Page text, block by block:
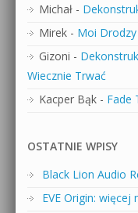
Michał -
Mirek - Moi
Gizoni -
Wiecznie Trwać
Kacper Bąk - Fade
OSTATNIE WPISY
Black Lion Audio
EVE Origin: więcej